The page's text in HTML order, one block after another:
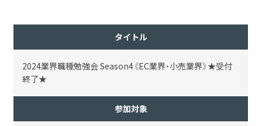
タイトル
2024業界職種勉強会 Season4《EC業界・小売業界》★受付
終了★
参加対象